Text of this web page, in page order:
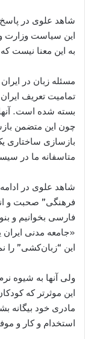
شاهد علوی در
این سیاست
به این معنا نیست
مسئله زبان در
تمامیت تعریف
بسته شده است. آنها
چون این متضمن
بازسازی ساختاری
متاسفانه ما در
شاهد علوی در
فرهنگی” صحبت و
فارسی بخوانیم و
«جامعه مدنی
این “زبان‌کشی” را
ولی آنها به شیوه
این موثرتر که
مادری خود بیگانه
استخدام و کار و